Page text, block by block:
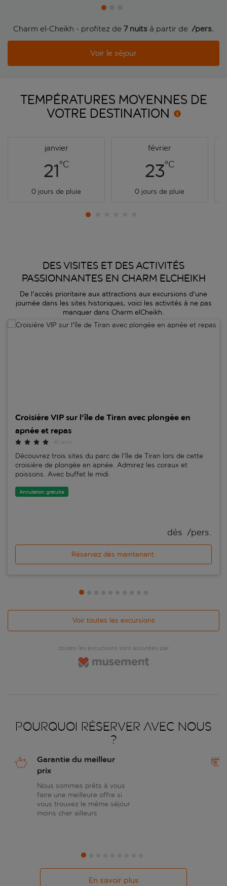
Charm el-Cheikh - profitez de 7 nuits à partir de /pers.
Voir le séjour
TEMPÉRATURES MOYENNES DE
VOTRE DESTINATION
janvier
21°C
0 jours de pluie
février
23°C
0 jours de pluie
DES VISITES ET DES ACTIVITÉS
PASSIONNANTES EN CHARM ELCHEIKH
De l'accès prioritaire aux attractions aux excursions d'une
journée dans les sites historiques, voici les activités à ne pas
manquer dans Charm elCheikh.
Croisière VIP sur l'île de Tiran avec plongée en apnée et repas
Croisière VIP sur l'île de Tiran avec plongée en
apnée et repas
41 avis
Découvrez trois sites du parc de l'île de Tiran lors de cette
croisière de plongée en apnée. Admirez les coraux et
poissons. Avec buffet le midi.
Annulation gratuite
dès /pers.
Réservez dès maintenant.
Voir toutes les excursions
toutes les excursions sont assurées par
Pourquoi réserver avec nous
?
Garantie du meilleur
prix
Nous sommes prêts à vous
faire une meilleure offre si
vous trouvez le même séjour
moins cher ailleurs
En savoir plus